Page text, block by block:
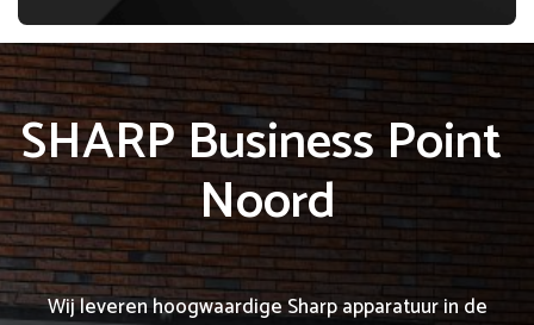
SHARP Business Point
Noord
Wij leveren hoogwaardige Sharp apparatuur in de